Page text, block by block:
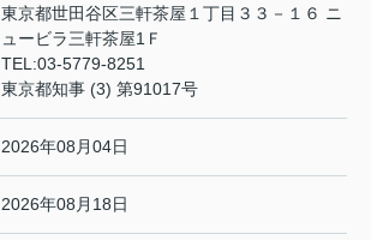
東京都世田谷区三軒茶屋１丁目３３－１６ ニ
ュービラ三軒茶屋1Ｆ
TEL:03-5779-8251
東京都知事 (3) 第91017号
2026年08月04日
2026年08月18日